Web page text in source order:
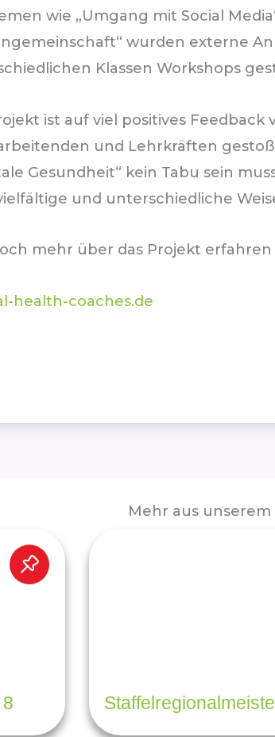
wie „Umgang mit Social
wurden externe
Klassen Workshops
ist auf viel positives
und Lehrkräften
Gesundheit“ kein Tabu sein
und unterschiedliche
mehr über das Projekt
health-coaches.de
Mehr aus